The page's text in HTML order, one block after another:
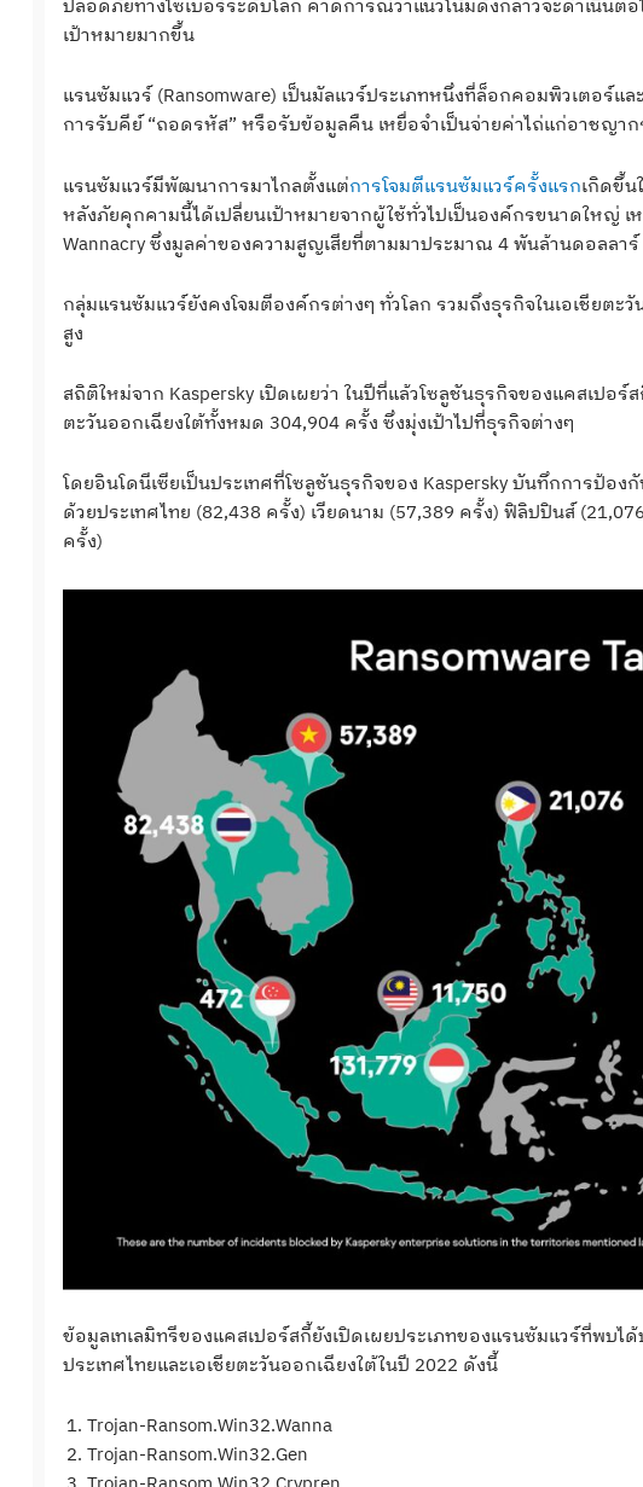
ปลอดภัยทางไซเบอร์ระดับโลก คาดการณ์ว่าแนวโน้มดังกล่าวจะดำเนินต่
เป้าหมายมากขึ้น
แรนซัมแวร์ (Ransomware) เป็นมัลแวร์ประเภทหนึ่งที่ล็อกคอมพิวเตอร์
การรับคีย์ “ถอดรหัส” หรือรับข้อมูลคืน เหยื่อจำเป็นจ่ายค่าไถ่แก่อาชญาก
แรนซัมแวร์มีพัฒนาการมาไกลตั้งแต่การโจมตีแรนซัมแวร์ครั้งแรกเกิดขึ้
หลังภัยคุกคามนี้ได้เปลี่ยนเป้าหมายจากผู้ใช้ทั่วไปเป็นองค์กรขนาดใหญ่
Wannacry ซึ่งมูลค่าของความสูญเสียที่ตามมาประมาณ 4 พันล้านดอลลาร์
กลุ่มแรนซัมแวร์ยังคงโจมตีองค์กรต่างๆ ทั่วโลก รวมถึงธุรกิจในเอเชียต
สูง
สถิติใหม่จาก Kaspersky เปิดเผยว่า ในปีที่แล้วโซลูชันธุรกิจของแคสเปอ
ตะวันออกเฉียงใต้ทั้งหมด 304,904 ครั้ง ซึ่งมุ่งเป้าไปที่ธุรกิจต่างๆ
โดยอินโดนีเซียเป็นประเทศที่โซลูชันธุรกิจของ Kaspersky บันทึกการป้อ
ด้วยประเทศไทย (82,438 ครั้ง) เวียดนาม (57,389 ครั้ง) ฟิลิปปินส์
ครั้ง)
ข้อมูลเทเลมิทรีของแคสเปอร์สกี้ยังเปิดเผยประเภทของแรนซัมแวร์ที่พบ
ประเทศไทยและเอเชียตะวันออกเฉียงใต้ในปี 2022 ดังนี้
Trojan-Ransom.Win32.Wanna
Trojan-Ransom.Win32.Gen